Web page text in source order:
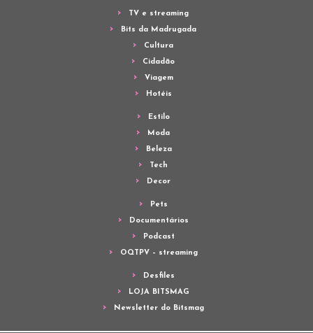
TV e streaming
Bits da Madrugada
Cultura
Cidadão
Viagem
Hotéis
Estilo
Moda
Beleza
Tech
Decor
Pets
Documentários
Podcast
OQTPV – streaming
Desfiles
LOJA BITSMAG
Newsletter do Bitsmag